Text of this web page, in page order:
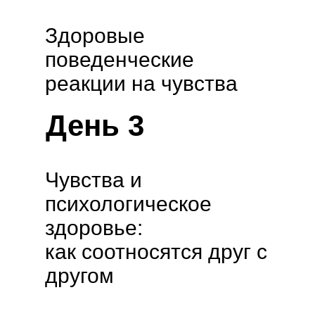
Чувства и
психологическое
здоровье:
как соотносятся друг с
другом
Здоровые
поведенческие
реакции на чувства
День 3